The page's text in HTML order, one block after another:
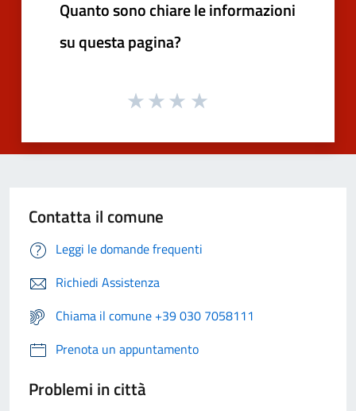
Quanto sono chiare le informazioni
su questa pagina?
Contatta il comune
Leggi le domande frequenti
Richiedi Assistenza
Chiama il comune +39 030 7058111
Prenota un appuntamento
Problemi in città